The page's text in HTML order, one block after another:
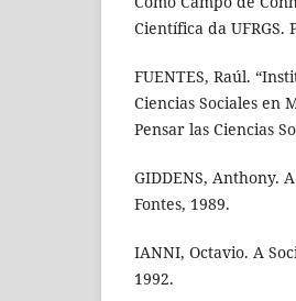
Científica da UFRGS.
FUENTES, Raúl.
Ciencias Sociales en
Pensar las Ciencias
GIDDENS, Anthony.
Fontes, 1989.
IANNI, Octavio. A
1992.